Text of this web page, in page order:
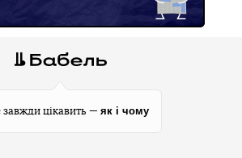
цікавить — як і чому